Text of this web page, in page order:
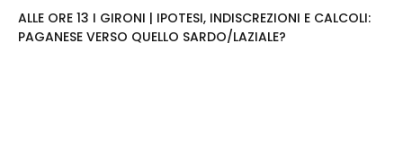
ALLE ORE 13 I GIRONI | IPOTESI, INDISCREZIONI E CALCOLI:
PAGANESE VERSO QUELLO SARDO/LAZIALE?